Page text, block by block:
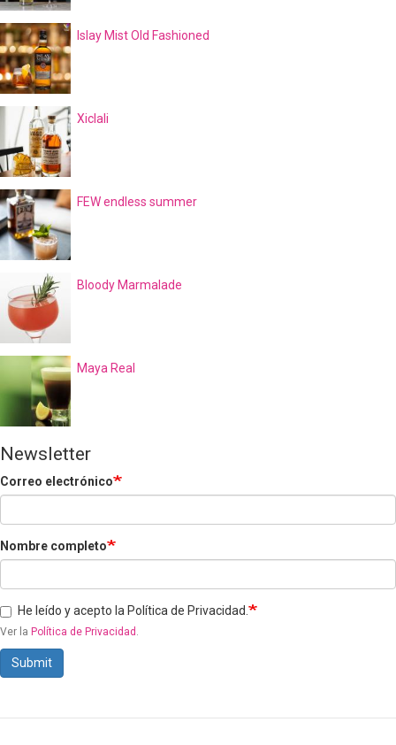
Islay Mist Old Fashioned
Xiclali
FEW endless summer
Bloody Marmalade
Maya Real
Newsletter
Correo electrónico
Nombre completo
He leído y acepto la Política de Privacidad.
Ver la Política de Privacidad .
Submit